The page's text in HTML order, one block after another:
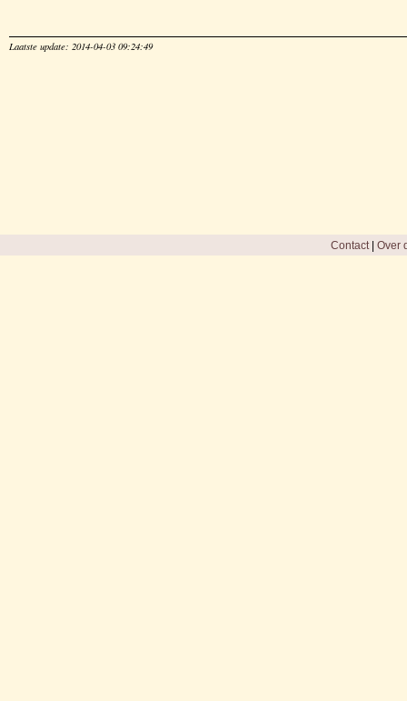
Laatste update: 2014-04-03 09:24:49
Contact| Over